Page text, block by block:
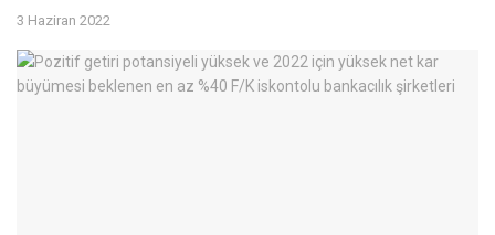
3 Haziran 2022